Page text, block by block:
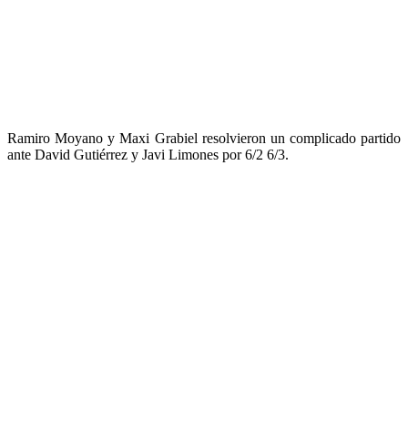
Ramiro Moyano y Maxi Grabiel resolvieron un complicado partido
ante David Gutiérrez y Javi Limones por 6/2 6/3.